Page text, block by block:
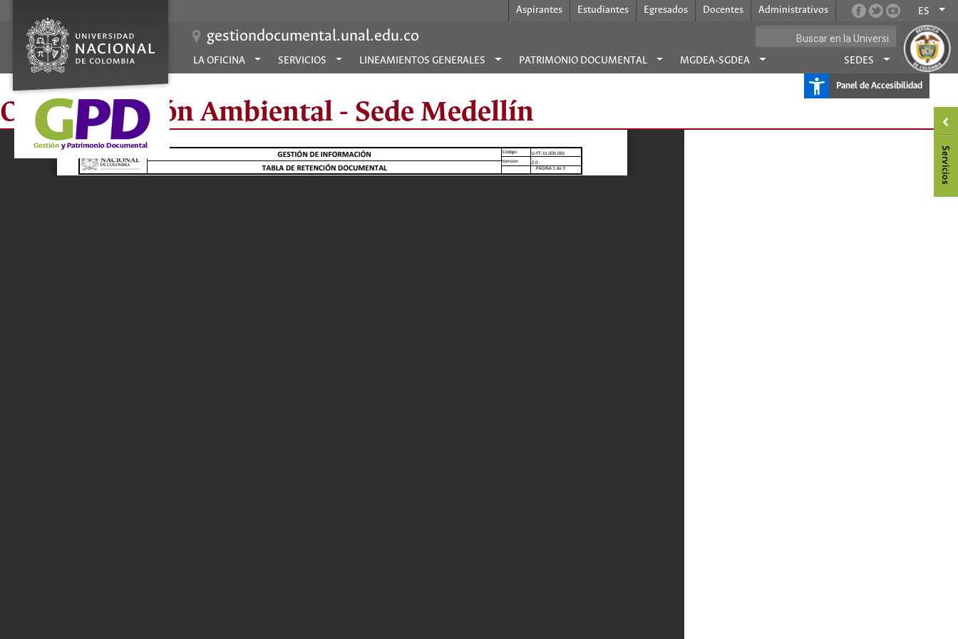
Aspirantes Estudiantes Egresados Docentes Administrativos ES
gestiondocumental.unal.edu.co
LA OFICINA SERVICIOS LINEAMIENTOS GENERALES PATRIMONIO DOCUMENTAL MGDEA-SGDEA SEDES
Panel de Accesibilidad
Oficina Gestión Ambiental - Sede Medellín